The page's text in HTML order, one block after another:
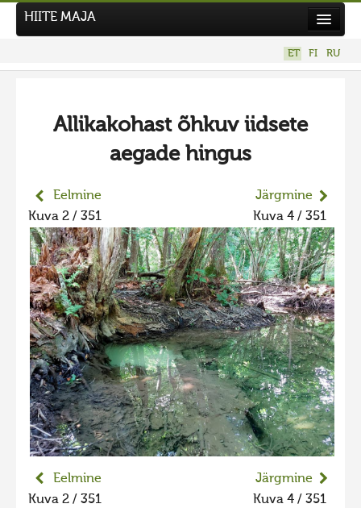
Tegutse
Kuvavõistlused
UUS KUVAVÕISTLUS
Hiite kuvavõistlus 2026
VANEMAD KUVAVÕISTLUSED
Hiite kuvavõistlus 2025
Hiite kuvavõistlus 2025 lisa
Liikuvad kuvad 2025
Hiite kuvavõistlus 2024
Hiite kuvavõistlus 2024 lisa
HIITE MAJA
ET FI RU
Allikakohast õhkuv iidsete
aegade hingus
Eelmine
Kuva 2 / 351
Järgmine
Kuva 4 / 351
Eelmine
Kuva 2 / 351
Järgmine
Kuva 4 / 351